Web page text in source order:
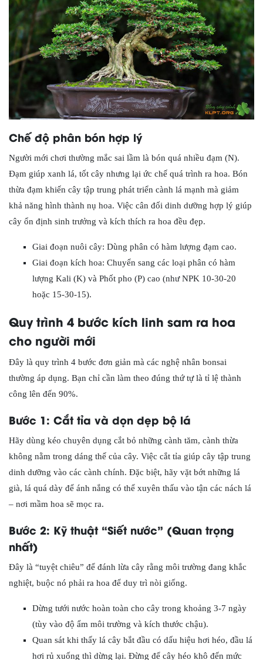
Chế độ phân bón hợp lý
Người mới chơi thường mắc sai lầm là bón quá nhiều đạm (N).
Đạm giúp xanh lá, tốt cây nhưng lại ức chế quá trình ra hoa. Bón
thừa đạm khiến cây tập trung phát triển cành lá mạnh mà giảm
khả năng hình thành nụ hoa. Việc cân đối dinh dưỡng hợp lý giúp
cây ổn định sinh trưởng và kích thích ra hoa đều đẹp.
Giai đoạn nuôi cây: Dùng phân có hàm lượng đạm cao.
Giai đoạn kích hoa: Chuyển sang các loại phân có hàm
lượng Kali (K) và Phốt pho (P) cao (như NPK 10-30-20
hoặc 15-30-15).
Quy trình 4 bước kích linh sam ra hoa
cho người mới
Đây là quy trình 4 bước đơn giản mà các nghệ nhân bonsai
thường áp dụng. Bạn chỉ cần làm theo đúng thứ tự là tỉ lệ thành
công lên đến 90%.
Bước 1: Cắt tỉa và dọn dẹp bộ lá
Hãy dùng kéo chuyên dụng cắt bỏ những cành tăm, cành thừa
không nằm trong dáng thế của cây. Việc cắt tỉa giúp cây tập trung
dinh dưỡng vào các cành chính. Đặc biệt, hãy vặt bớt những lá
già, lá quá dày để ánh nắng có thể xuyên thấu vào tận các nách lá
– nơi mầm hoa sẽ mọc ra.
Bước 2: Kỹ thuật “Siết nước” (Quan trọng
nhất)
Đây là “tuyệt chiêu” để đánh lừa cây rằng môi trường đang khắc
nghiệt, buộc nó phải ra hoa để duy trì nòi giống.
Dừng tưới nước hoàn toàn cho cây trong khoảng 3-7 ngày
(tùy vào độ ẩm môi trường và kích thước chậu).
Quan sát khi thấy lá cây bắt đầu có dấu hiệu hơi héo, đầu lá
hơi rủ xuống thì dừng lại. Đừng để cây héo khô đến mức